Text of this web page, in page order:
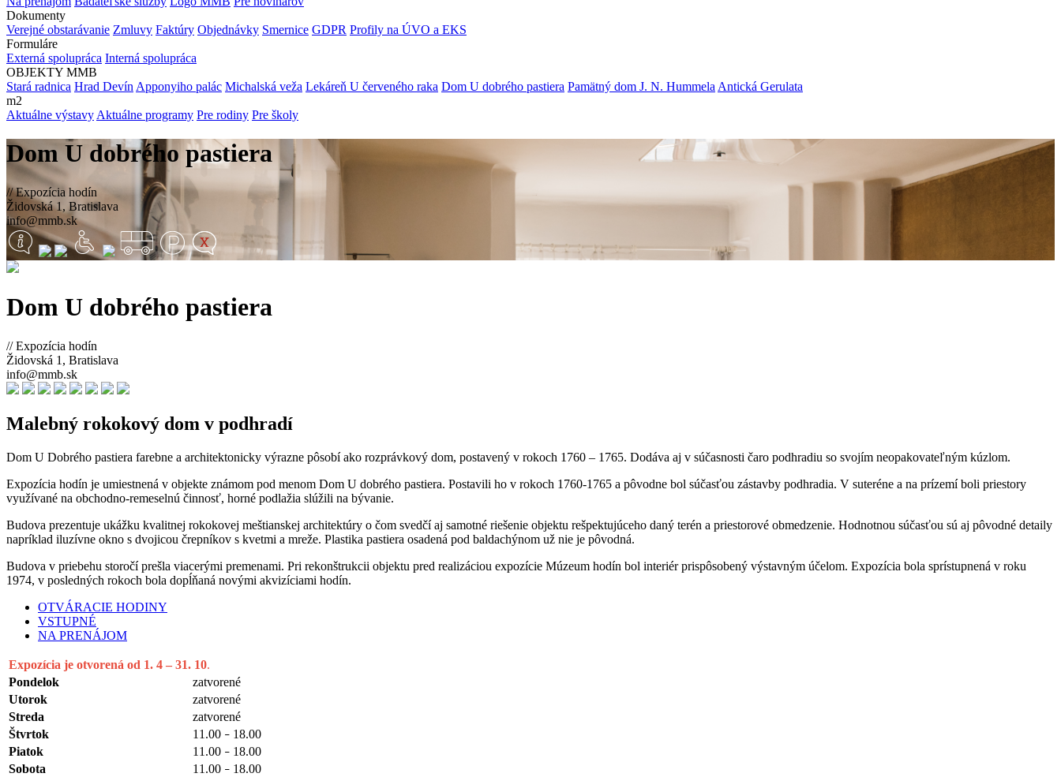
Dokumenty
Verejné obstarávanie Zmluvy Faktúry Objednávky Smernice GDPR Profily na ÚVO a EKS
Formuláre
Externá spolupráca Interná spolupráca
OBJEKTY MMB
Stará radnica Hrad Devín Apponyiho palác Michalská veža Lekáreň U červeného raka Dom U dobrého pastiera Pamätný dom J. N. Hummela Antická Gerulata
m2
Aktuálne výstavy Aktuálne programy Pre rodiny Pre školy
Dom U dobrého pastiera
// Expozícia hodín
Židovská 1, Bratislava
info@mmb.sk
Dom U dobrého pastiera
// Expozícia hodín
Židovská 1, Bratislava
info@mmb.sk
Malebný rokokový dom v podhradí
Dom U Dobrého pastiera farebne a architektonicky výrazne pôsobí ako rozprávkový dom, postavený v rokoch 1760 – 1765. Dodáva aj v súčasnosti čaro podhradiu so svojím neopakovateľným kúzlom.
Expozícia hodín je umiestnená v objekte známom pod menom Dom U dobrého pastiera. Postavili ho v rokoch 1760-1765 a pôvodne bol súčasťou zástavby podhradia. V suteréne a na prízemí boli priestory
využívané na obchodno-remeselnú činnosť, horné podlažia slúžili na bývanie.
Budova prezentuje ukážku kvalitnej rokokovej meštianskej architektúry o čom svedčí aj samotné riešenie objektu rešpektujúceho daný terén a priestorové obmedzenie. Hodnotnou súčasťou sú aj pôvodné detaily
napríklad iluzívne okno s dvojicou črepníkov s kvetmi a mreže. Plastika pastiera osadená pod baldachýnom už nie je pôvodná.
Budova v priebehu storočí prešla viacerými premenami. Pri rekonštrukcii objektu pred realizáciou expozície Múzeum hodín bol interiér prispôsobený výstavným účelom. Expozícia bola sprístupnená v roku
1974, v posledných rokoch bola dopĺňaná novými akvizíciami hodín.
OTVÁRACIE HODINY
VSTUPNÉ
NA PRENÁJOM
Expozícia je otvorená od 1. 4 – 31. 10.
Pondelok
zatvorené
Utorok
zatvorené
Streda
zatvorené
Štvrtok
11.00 – 18.00
Piatok
11.00 – 18.00
Sobota
11.00 – 18.00